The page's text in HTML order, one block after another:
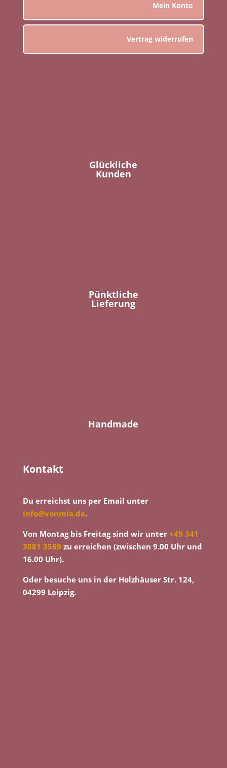
Mein Konto
Vertrag widerrufen
Glückliche
Kunden
Pünktliche
Lieferung
Handmade
Kontakt
Du erreichst uns per Email unter
info@vonmia.de.
Von Montag bis Freitag sind wir unter +49 341
3081 3589 zu erreichen (zwischen 9.00 Uhr und
16.00 Uhr).
Oder besuche uns in der Holzhäuser Str. 124,
04299 Leipzig.